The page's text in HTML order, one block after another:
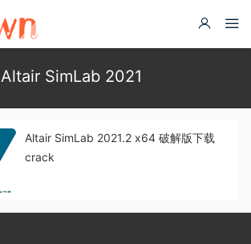
Altair SimLab 2021
Altair SimLab 2021.2 x64 破解版下载
crack